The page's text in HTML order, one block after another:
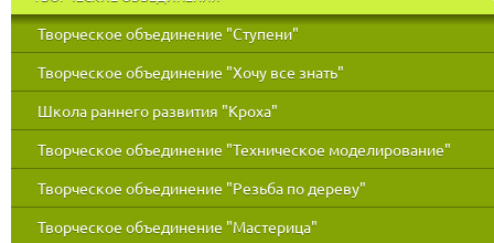
Творческое объединение "Ступени"
Творческое объединение "Хочу все знать"
Школа раннего развития "Кроха"
Творческое объединение "Техническое моделирование"
Творческое объединение "Резьба по дереву"
Творческое объединение "Мастерица"